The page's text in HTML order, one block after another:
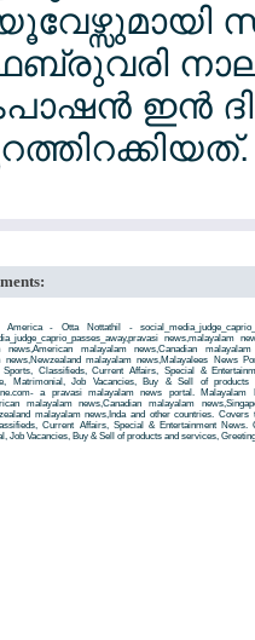
ഇന്‍
America - Otta Nottathil -
news,malayalam
news,American malayalam news,Canadian
news,Newzealand malayalam news,Malayalees News
Sports, Classifieds, Current Affairs, Special &
Matrimonial, Job Vacancies, Buy & Sell of
a pravasi malayalam news portal. Malayalam
malayalam news,Canadian malayalam
malayalam news,Inda and other countries.
Current Affairs, Special & Entertainment News.
Job Vacancies, Buy & Sell of products and services,